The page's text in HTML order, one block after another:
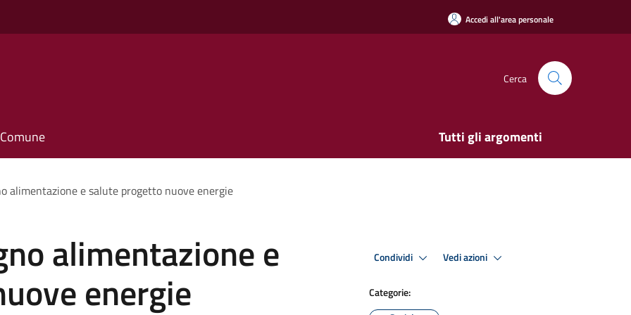
Accedi all'area personale
Cerca
Tutti gli argomenti
alimentazione e salute progetto nuove energie
alimentazione e
energie
Condividi Vedi azioni
Categorie: